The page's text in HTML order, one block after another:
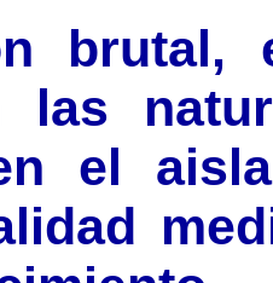
brutal,
las
el